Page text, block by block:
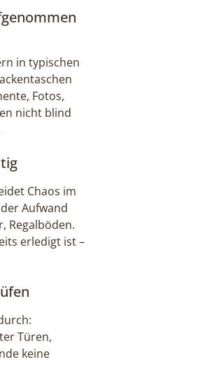
in typischen
Fotos,
nicht blind
Chaos im
Aufwand
Regalböden.
erledigt ist –
Türen,
keine